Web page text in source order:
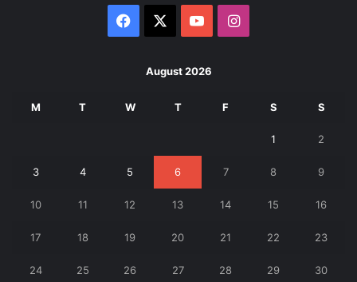
Facebook YouTubeInstagram
August 2026
M T W T F S S
1 2
3 4 5 6 7 8 9
10 11 12 13 14 15 16
17 18 19 20 21 22 23
24 25 26 27 28 29 30